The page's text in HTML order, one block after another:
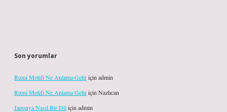
Son yorumlar
Rumi Motifi Ne Anlama Geliriçin admin
Rumi Motifi Ne Anlama Geliriçin Nazlıcan
Japonya Nasıl Bir Diliçin admin